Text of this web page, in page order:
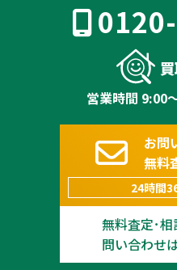
営業時間 9:00
お問
無料
24時間
無料査定･相
問い合わせ